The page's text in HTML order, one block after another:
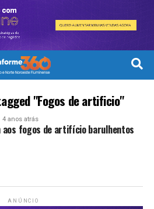
"Fogos de artificio"
4 anos atrás
aos fogos de artifício barulhentos
ANÚNCIO